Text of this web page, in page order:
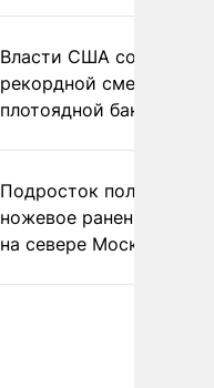
Власти США сообщили
рекордной смертности
плотоядной бактерии
Подросток получил
ножевое ранение в
на севере Москвы